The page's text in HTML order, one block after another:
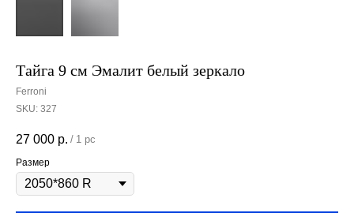
Тайга 9 см Эмалит белый зеркало
Ferroni
SKU: 327
27 000 р. / 1 pc
Размер